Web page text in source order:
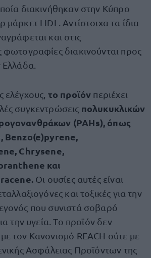
διακινήθηκαν στην Κύπρο
LIDL. Αντίστοιχα τα ίδια
και στις
φωτογραφίες διακινούνται προς
το προϊόν περιέχει
συγκεντρώσεις πολυκυκλικών
(PAHs), όπως
Benzo(e)pyrene,
Chrysene,
και
Οι ουσίες αυτές είναι
και τοξικές για την
που συνιστά σοβαρό
την υγεία. Το προϊόν δεν
τον Κανονισμό REACH ούτε με
Ασφάλειας Προϊόντων της